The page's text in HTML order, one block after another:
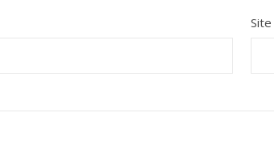
Site